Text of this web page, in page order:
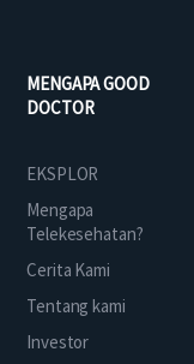
MENGAPA GOOD
DOCTOR
EKSPLOR
Mengapa
Telekesehatan?
Cerita Kami
Tentang kami
Investor